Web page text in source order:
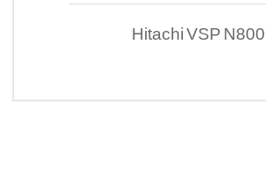
Hitachi VSP N800